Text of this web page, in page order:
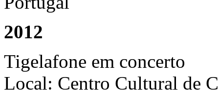
2012
Tigelafone em concerto
Local: Centro Cultural de